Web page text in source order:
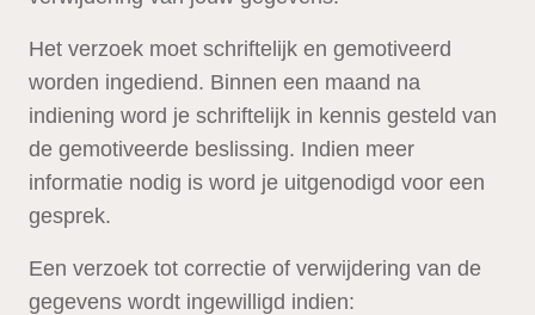
Het verzoek moet schriftelijk en gemotiveerd
worden ingediend. Binnen een maand na
indiening word je schriftelijk in kennis gesteld van
de gemotiveerde beslissing. Indien meer
informatie nodig is word je uitgenodigd voor een
gesprek.
Een verzoek tot correctie of verwijdering van de
gegevens wordt ingewilligd indien: